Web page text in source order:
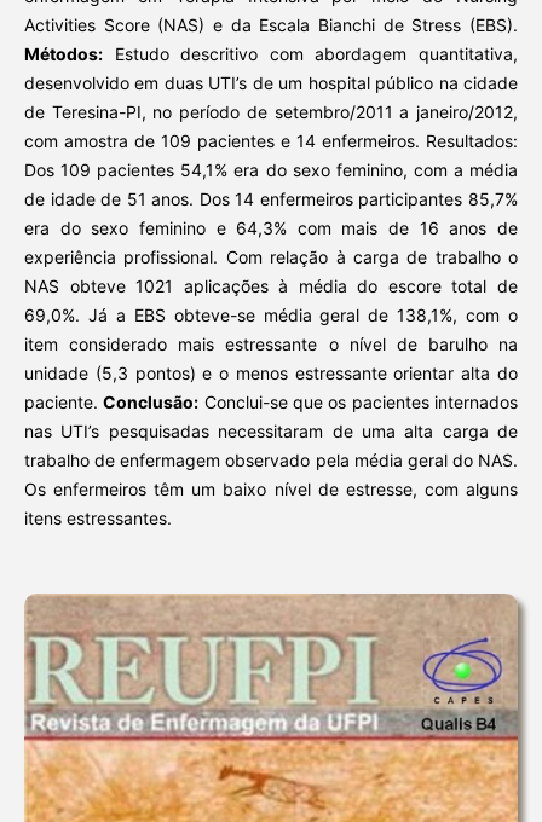
Activities Score (NAS) e da Escala Bianchi de Stress (EBS).
Métodos:Estudo descritivo com abordagem quantitativa,
desenvolvido em duas UTI’s de um hospital público na cidade
de Teresina-PI, no período de setembro/2011 a janeiro/2012,
com amostra de 109 pacientes e 14 enfermeiros. Resultados:
Dos 109 pacientes 54,1% era do sexo feminino, com a média
de idade de 51 anos. Dos 14 enfermeiros participantes 85,7%
era do sexo feminino e 64,3% com mais de 16 anos de
experiência profissional. Com relação à carga de trabalho o
NAS obteve 1021 aplicações à média do escore total de
69,0%. Já a EBS obteve-se média geral de 138,1%, com o
item considerado mais estressante o nível de barulho na
unidade (5,3 pontos) e o menos estressante orientar alta do
paciente.Conclusão: Conclui-se que os pacientes internados
nas UTI’s pesquisadas necessitaram de uma alta carga de
trabalho de enfermagem observado pela média geral do NAS.
Os enfermeiros têm um baixo nível de estresse, com alguns
itens estressantes.